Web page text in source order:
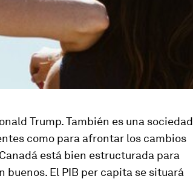
Trump. También es una sociedad
como para afrontar los cambios
está bien estructurada para
buenos. El PIB per capita se situará